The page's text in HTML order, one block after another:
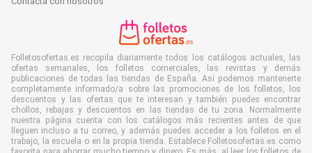
Folletosofertas.es recopila diariamente todos los catálogos actuales, las
ofertas semanales, los folletos comerciales, las revistas y demás
publicaciones de todas las tiendas de España. Así podemos mantenerte
completamente informado/a sobre las promociones de los folletos, los
descuentos y las ofertas que te interesan y también puedes encontrar
chollos, rebajas y descuentos en las tiendas de tu zona. Normalmente
nuestra página cuenta con los catálogos más recientes antes de que
lleguen incluso a tu correo, y además puedes acceder a los folletos en el
trabajo, la escuela o en la propia tienda. Establece Folletosofertas.es como